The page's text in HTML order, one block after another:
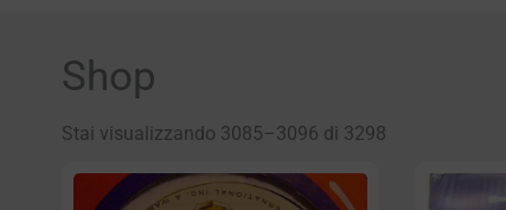
Shop
Stai visualizzando 3085–3096 di 3298
Pagina Pagina